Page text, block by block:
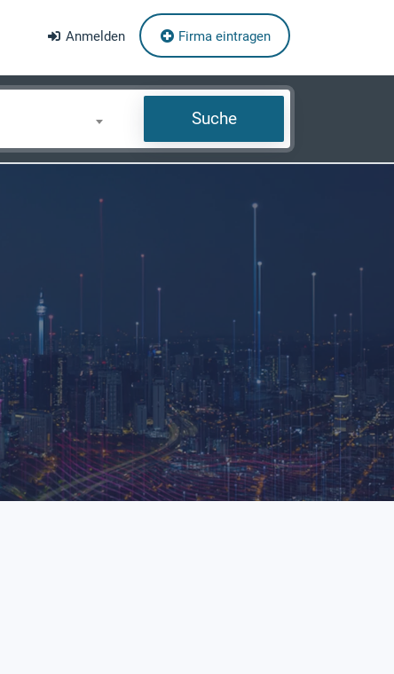
Anmelden Firma eintragen
Suche